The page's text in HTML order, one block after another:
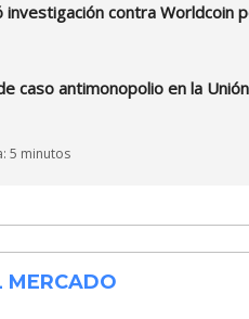
investigación contra Worldcoin
caso antimonopolio en la
5 minutos
MERCADO